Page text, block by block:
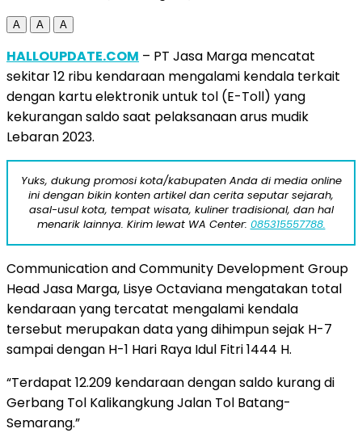
A A A
HALLOUPDATE.COM – PT Jasa Marga mencatat
sekitar 12 ribu kendaraan mengalami kendala terkait
dengan kartu elektronik untuk tol (E-Toll) yang
kekurangan saldo saat pelaksanaan arus mudik
Lebaran 2023.
Yuks, dukung promosi kota/kabupaten Anda di media online
ini dengan bikin konten artikel dan cerita seputar sejarah,
asal-usul kota, tempat wisata, kuliner tradisional, dan hal
menarik lainnya. Kirim lewat WA Center: 085315557788.
Communication and Community Development Group
Head Jasa Marga, Lisye Octaviana mengatakan total
kendaraan yang tercatat mengalami kendala
tersebut merupakan data yang dihimpun sejak H-7
sampai dengan H-1 Hari Raya Idul Fitri 1444 H.
“Terdapat 12.209 kendaraan dengan saldo kurang di
Gerbang Tol Kalikangkung Jalan Tol Batang-
Semarang.”